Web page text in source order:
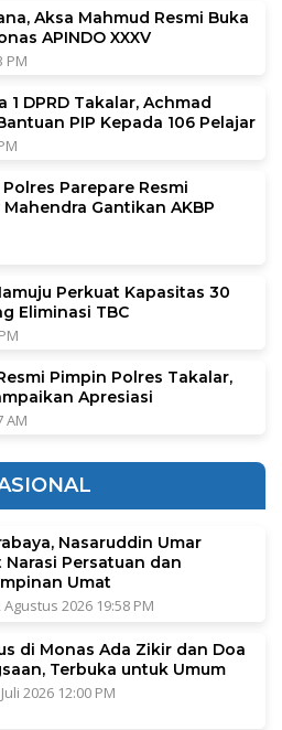
Aksa Mahmud Resmi Buka
APINDO XXXV
PM
DPRD Takalar, Achmad
PIP Kepada 106 Pelajar
Parepare Resmi
Gantikan AKBP
Perkuat Kapasitas 30
Eliminasi TBC
Pimpin Polres Takalar,
Apresiasi
AM
Nasaruddin Umar
Narasi Persatuan dan
Umat
2026 19:58 PM
di Monas Ada Zikir dan Doa
Terbuka untuk Umum
2026 12:00 PM